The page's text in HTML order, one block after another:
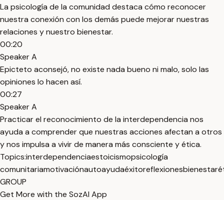
La psicología de la comunidad destaca cómo reconocer
nuestra conexión con los demás puede mejorar nuestras
relaciones y nuestro bienestar.
00:20
Speaker A
Epicteto aconsejó, no existe nada bueno ni malo, solo las
opiniones lo hacen así.
00:27
Speaker A
Practicar el reconocimiento de la interdependencia nos
ayuda a comprender que nuestras acciones afectan a otros
y nos impulsa a vivir de manera más consciente y ética.
Topics:interdependenciaestoicismopsicología
comunitariamotivaciónautoayudaéxitoreflexionesbienestar
GROUP
Get More with the SozAI App